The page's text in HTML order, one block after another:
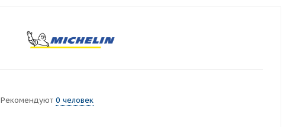
Рекомендуют 0 человек